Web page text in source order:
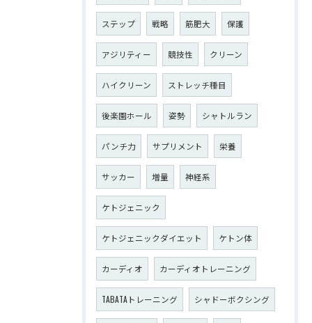
ステップ 戦略 筋肥大 保護
アジリティー 競技性 クリーン
ハイクリーン ストレッチ種目
後楽園ホール 姿勢 シャトルラン
パンチ力 サプリメント 栄養
サッカー 増量 神経系
ケトジェニック
ケトジェニックダイエット ケトン体
カーディオ カーディオトレーニング
TABATAトレーニング シャドーボクシング